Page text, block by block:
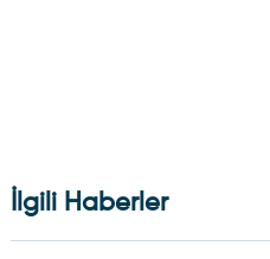
İlgili Haberler